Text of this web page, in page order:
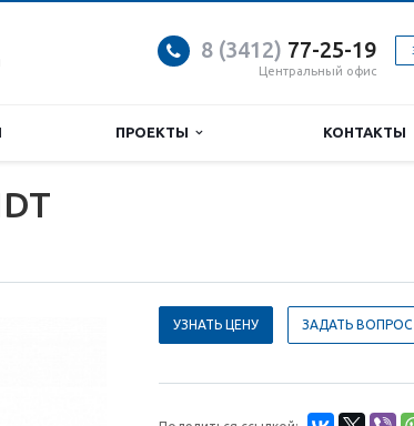
8 (3412) 77-25-19
Центральный офис
ПРОЕКТЫ КОНТАКТЫ
УЗНАТЬ ЦЕНУ ЗАДАТЬ ВОПРОС